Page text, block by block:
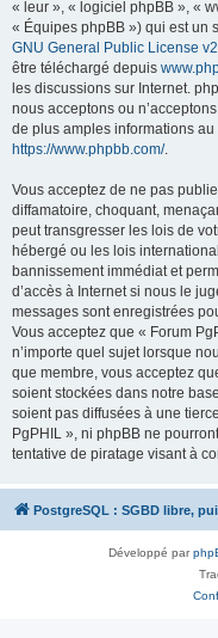
« leur », « logiciel phpBB », «
« Équipes phpBB ») qui est un
GNU General Public License v2
être téléchargé depuis
les discussions sur Internet.
nous acceptons ou
de plus amples informations
https://www.phpbb.com/.
Vous acceptez de ne pas
diffamatoire, choquant,
peut transgresser les lois de
hébergé ou les lois
bannissement immédiat et
d’accès à Internet si nous le
messages sont enregistrées
Vous acceptez que « Forum
n’importe quel sujet lorsque
que membre, vous acceptez
soient stockées dans notre
soient pas diffusées à une
PgPHIL », ni phpBB ne
tentative de piratage visant à
PostgreSQL : SGBD libre,
Développé par